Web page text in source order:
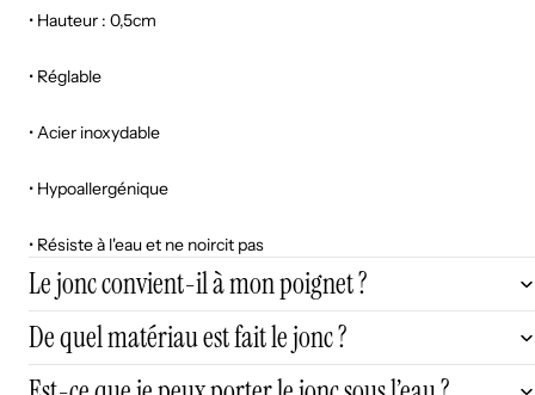
• Hauteur : 0,5cm
• Réglable
• Acier inoxydable
• Hypoallergénique
• Résiste à l'eau et ne noircit pas
Le jonc convient-il à mon poignet ?
De quel matériau est fait le jonc ?